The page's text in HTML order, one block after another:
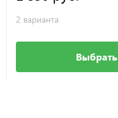
2 варианта
Выбрать